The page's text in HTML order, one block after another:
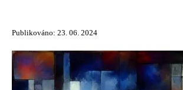
Publikováno: 23. 06. 2024